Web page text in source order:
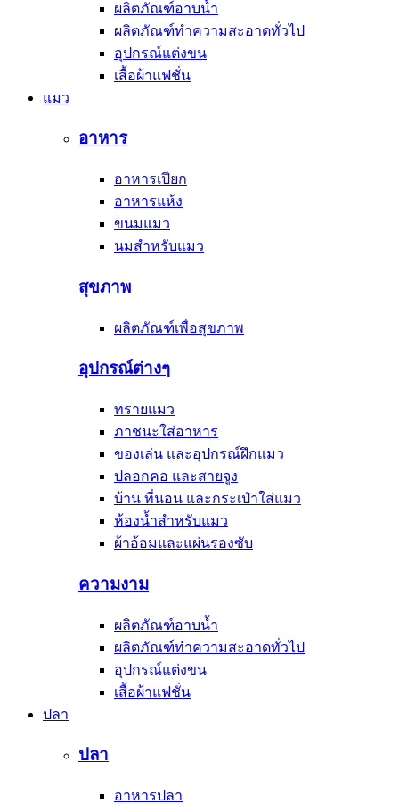
ผลิตภัณฑ์อาบน้ำ
ผลิตภัณฑ์ทำความสะอาดทั่วไป
อุปกรณ์แต่งขน
เสื้อผ้าแฟชั่น
แมว
อาหาร
อาหารเปียก
อาหารแห้ง
ขนมแมว
นมสำหรับแมว
สุขภาพ
ผลิตภัณฑ์เพื่อสุขภาพ
อุปกรณ์ต่างๆ
ทรายแมว
ภาชนะใส่อาหาร
ของเล่น และอุปกรณ์ฝึกแมว
ปลอกคอ และสายจูง
บ้าน ที่นอน และกระเป๋าใส่แมว
ห้องน้ำสำหรับแมว
ผ้าอ้อมและแผ่นรองซับ
ความงาม
ผลิตภัณฑ์อาบน้ำ
ผลิตภัณฑ์ทำความสะอาดทั่วไป
อุปกรณ์แต่งขน
เสื้อผ้าแฟชั่น
ปลา
ปลา
อาหารปลา